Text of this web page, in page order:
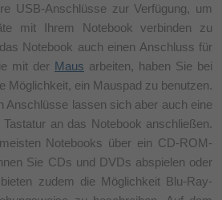
USB-Anschlüsse zur Verfügung, um
mit Ihrem Notebook verbinden zu
Notebook auch einen Anschluss für
mit der Maus arbeiten, haben Sie bei
Möglichkeit, ein Mauspad zu benutzen.
Anschlüsse lassen sich aber auch eine
an das Notebook anschließen.
Notebooks über ein CD-ROM-
Sie CDs und DVDs abspielen oder
zudem die Möglichkeit Blu-Ray-